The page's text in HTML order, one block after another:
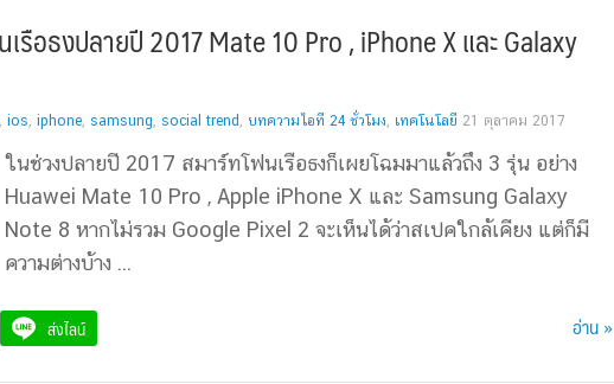
รือธงปลายปี 2017 Mate 10 Pro , iPhone X และ Galaxy
, ios, iphone, samsung, social trend , บทความไอที 24 ชั่วโมง, เทคโนโลยี 21 ตุลาคม 2017
ในช่วงปลายปี 2017 สมาร์ทโฟนเรือธงก็เผยโฉมมาแล้วถึง 3 รุ่น อย่าง
Huawei Mate 10 Pro , Apple iPhone X และ Samsung Galaxy
Note 8 หากไม่รวม Google Pixel 2 จะเห็นได้ว่าสเปคใกล้เคียง แต่ก็มี
ความต่างบ้าง ...
ส่งไลน์ อ่าน »